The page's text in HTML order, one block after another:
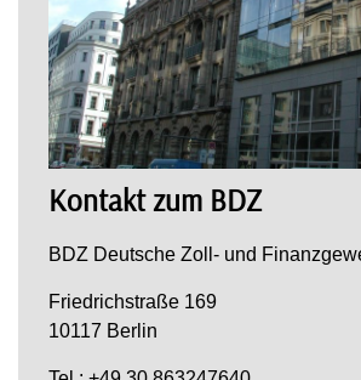
Kontakt zum BDZ
BDZ Deutsche Zoll- und
Friedrichstraße 169
10117 Berlin